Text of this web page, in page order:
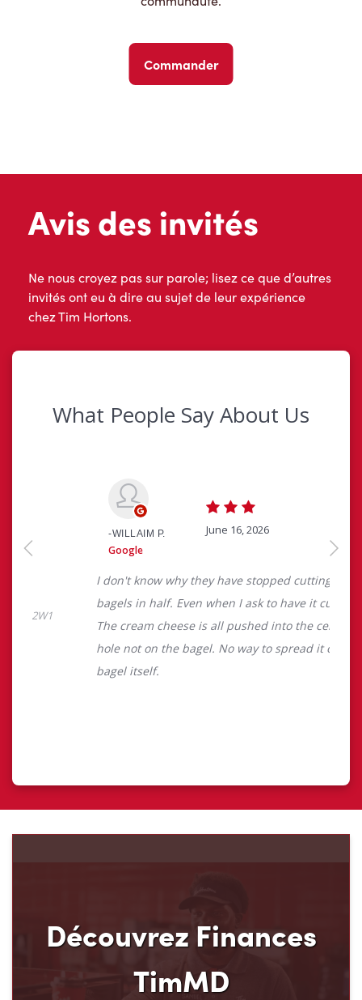
Commander
Avis des invités
Ne nous croyez pas sur parole; lisez ce que d’autres
invités ont eu à dire au sujet de leur expérience
chez Tim Hortons.
Découvrez Finances
TimMD